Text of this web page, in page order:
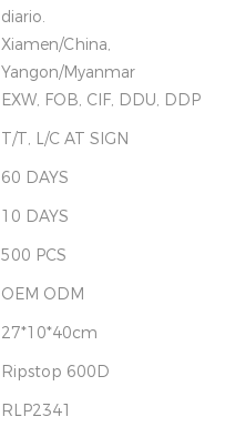
diario.
Xiamen/China,
Yangon/Myanmar
EXW, FOB, CIF, DDU, DDP
T/T, L/C AT SIGN
60 DAYS
10 DAYS
500 PCS
OEM ODM
27*10*40cm
Ripstop 600D
RLP2341